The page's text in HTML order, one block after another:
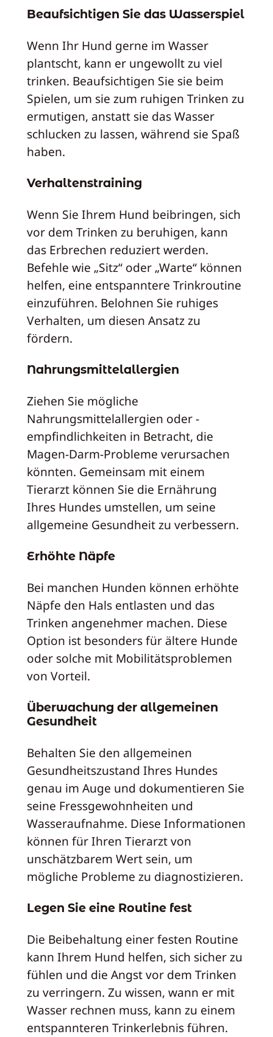
Beaufsichtigen Sie das Wasserspiel
Wenn Ihr Hund gerne im Wasser
plantscht, kann er ungewollt zu viel
trinken. Beaufsichtigen Sie sie beim
Spielen, um sie zum ruhigen Trinken zu
ermutigen, anstatt sie das Wasser
schlucken zu lassen, während sie Spaß
haben.
Verhaltenstraining
Wenn Sie Ihrem Hund beibringen, sich
vor dem Trinken zu beruhigen, kann
das Erbrechen reduziert werden.
Befehle wie „Sitz“ oder „Warte“ können
helfen, eine entspanntere Trinkroutine
einzuführen. Belohnen Sie ruhiges
Verhalten, um diesen Ansatz zu
fördern.
Nahrungsmittelallergien
Ziehen Sie mögliche
Nahrungsmittelallergien oder -
empfindlichkeiten in Betracht, die
Magen-Darm-Probleme verursachen
könnten. Gemeinsam mit einem
Tierarzt können Sie die Ernährung
Ihres Hundes umstellen, um seine
allgemeine Gesundheit zu verbessern.
Erhöhte Näpfe
Bei manchen Hunden können erhöhte
Näpfe den Hals entlasten und das
Trinken angenehmer machen. Diese
Option ist besonders für ältere Hunde
oder solche mit Mobilitätsproblemen
von Vorteil.
Überwachung der allgemeinen
Gesundheit
Behalten Sie den allgemeinen
Gesundheitszustand Ihres Hundes
genau im Auge und dokumentieren Sie
seine Fressgewohnheiten und
Wasseraufnahme. Diese Informationen
können für Ihren Tierarzt von
unschätzbarem Wert sein, um
mögliche Probleme zu diagnostizieren.
Legen Sie eine Routine fest
Die Beibehaltung einer festen Routine
kann Ihrem Hund helfen, sich sicher zu
fühlen und die Angst vor dem Trinken
zu verringern. Zu wissen, wann er mit
Wasser rechnen muss, kann zu einem
entspannteren Trinkerlebnis führen.